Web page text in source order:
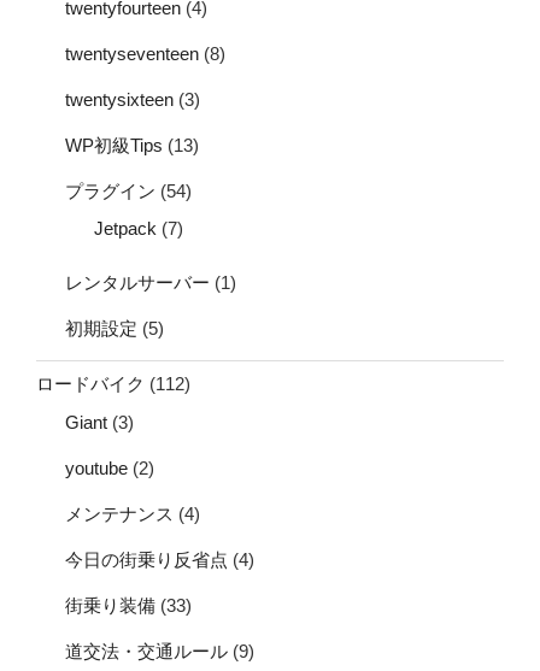
twentyfourteen (4)
twentyseventeen (8)
twentysixteen (3)
WP初級Tips (13)
プラグイン (54)
Jetpack (7)
レンタルサーバー (1)
初期設定 (5)
ロードバイク (112)
Giant (3)
youtube (2)
メンテナンス (4)
今日の街乗り反省点 (4)
街乗り装備 (33)
道交法・交通ルール (9)